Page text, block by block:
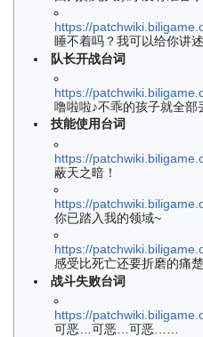
https://
睡不着吗？我可以给你讲
队长开战台词
https://
噜啦啦♪不乖的孩子就全部
技能使用台词
https://
蔽天之暗！
https://
你已踏入我的领域~
https://
感受比死亡还要折磨的痛楚
战斗失败台词
https://
可恶…可恶…可恶……